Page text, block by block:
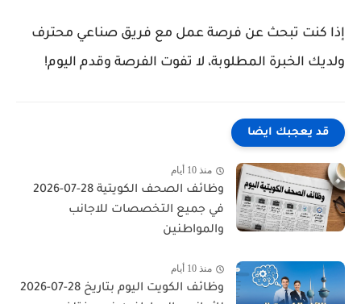
إذا كنت تبحث عن فرصة عمل مع فريق صناعي محترف
ولديك الخبرة المطلوبة، لا تفوت الفرصة وقدم اليوم!
قد يعجبك ايضا
منذ 10 أيام
وظائف الصحف الكويتية 28-07-2026
في جميع التخصصات للاجانب
والمواطنين
منذ 10 أيام
وظائف الكويت اليوم بتاريخ 28-07-2026